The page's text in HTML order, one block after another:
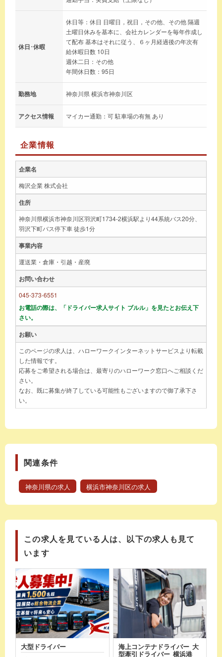
休日･休暇
休日等：休日 日曜日，祝日，その他、その他 隔週
土曜日休みを基本に、会社カレンダーを毎年作成し
て配布 基本はそれに従う、６ヶ月経過後の年次有
給休暇日数 10日
週休二日：その他
年間休日数：95日
勤務地 神奈川県 横浜市神奈川区
アクセス情報 マイカー通勤：可 駐車場の有無 あり
企業情報
企業名
梅沢企業 株式会社
住所
神奈川県横浜市神奈川区羽沢町1734-2横浜駅より44系統バス20分、
羽沢下町バス停下車 徒歩1分
事業内容
運送業・倉庫・引越・産廃
お問い合わせ
045-373-6551
お電話の際は、「ドライバー求人サイト ブルル」を見たとお伝え下
さい。
お願い
このページの求人は、ハローワークインターネットサービスより転載
した情報です。
応募をご希望される場合は、最寄りのハローワーク窓口へご相談くだ
さい。
なお、既に募集が終了している可能性もございますので御了承下さ
い。
関連条件
神奈川県の求人 横浜市神奈川区の求人
この求人を見ている人は、以下の求人も見て
います
大型ドライバー
海上コンテナドライバー 大
型牽引ドライバー 横浜港